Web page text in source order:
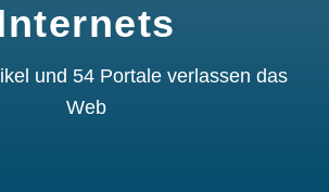
und 54 Portale verlassen das
Web